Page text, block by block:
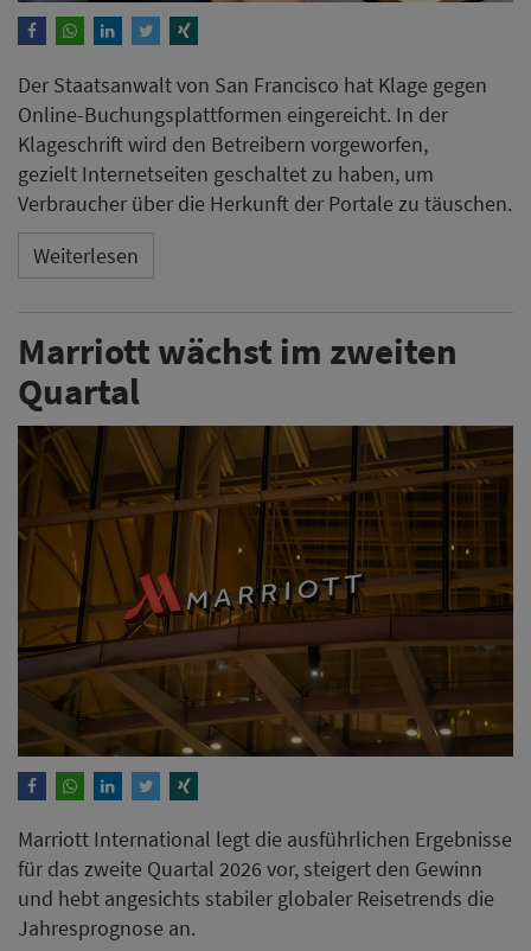
Der Staatsanwalt von San Francisco hat Klage gegen
Online-Buchungsplattformen eingereicht. In der
Klageschrift wird den Betreibern vorgeworfen,
gezielt Internetseiten geschaltet zu haben, um
Verbraucher über die Herkunft der Portale zu täuschen.
Weiterlesen
Marriott wächst im zweiten
Quartal
Marriott International legt die ausführlichen Ergebnisse
für das zweite Quartal 2026 vor, steigert den Gewinn
und hebt angesichts stabiler globaler Reisetrends die
Jahresprognose an.